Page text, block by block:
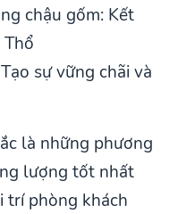
chậu gốm: Kết
sự vững chãi và
là những phương
lượng tốt nhất
trí phòng khách